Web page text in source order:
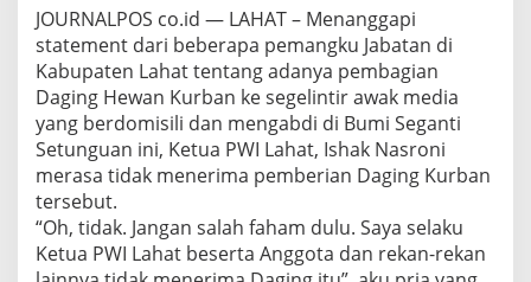
P
W
I
L
A
H
A
T
K
M
B
A
JOURNALPOS co.id — LAHAT – Menanggapi
statement dari beberapa pemangku Jabatan di
Kabupaten Lahat tentang adanya pembagian
Daging Hewan Kurban ke segelintir awak media
yang berdomisili dan mengabdi di Bumi Seganti
Setunguan ini, Ketua PWI Lahat, Ishak Nasroni
merasa tidak menerima pemberian Daging Kurban
tersebut.
“Oh, tidak. Jangan salah faham dulu. Saya selaku
Ketua PWI Lahat beserta Anggota dan rekan-rekan